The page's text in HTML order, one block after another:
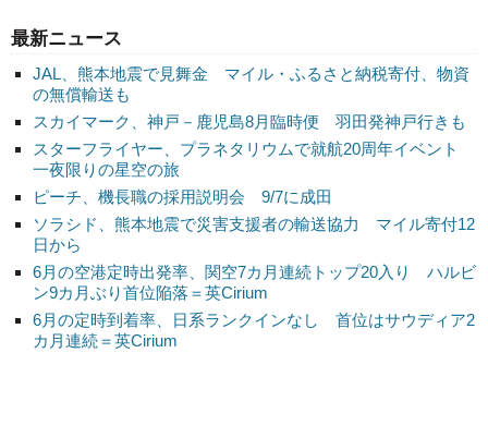
最新ニュース
JAL、熊本地震で見舞金 マイル・ふるさと納税寄付、物資
の無償輸送も
スカイマーク、神戸－鹿児島8月臨時便 羽田発神戸行きも
スターフライヤー、プラネタリウムで就航20周年イベント
一夜限りの星空の旅
ピーチ、機長職の採用説明会 9/7に成田
ソラシド、熊本地震で災害支援者の輸送協力 マイル寄付12
日から
6月の空港定時出発率、関空7カ月連続トップ20入り ハルビ
ン9カ月ぶり首位陥落＝英Cirium
6月の定時到着率、日系ランクインなし 首位はサウディア2
カ月連続＝英Cirium